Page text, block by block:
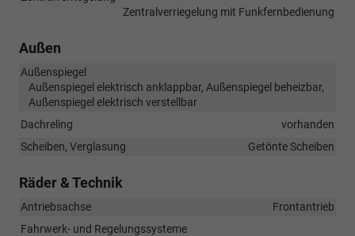
Zentralverriegelung mit Funkfernbedienung
Außen
Außenspiegel
Außenspiegel elektrisch anklappbar, Außenspiegel beheizbar,
Außenspiegel elektrisch verstellbar
Dachreling
vorhanden
Scheiben, Verglasung
Getönte Scheiben
Räder & Technik
Antriebsachse
Frontantrieb
Fahrwerk- und Regelungssysteme